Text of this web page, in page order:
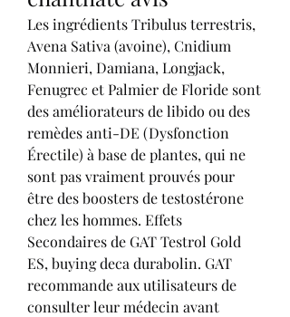
Les ingrédients Tribulus terrestris,
Avena Sativa (avoine), Cnidium
Monnieri, Damiana, Longjack,
Fenugrec et Palmier de Floride sont
des améliorateurs de libido ou des
remèdes anti-DE (Dysfonction
Érectile) à base de plantes, qui ne
sont pas vraiment prouvés pour
être des boosters de testostérone
chez les hommes. Effets
Secondaires de GAT Testrol Gold
ES, buying deca durabolin. GAT
recommande aux utilisateurs de
consulter leur médecin avant